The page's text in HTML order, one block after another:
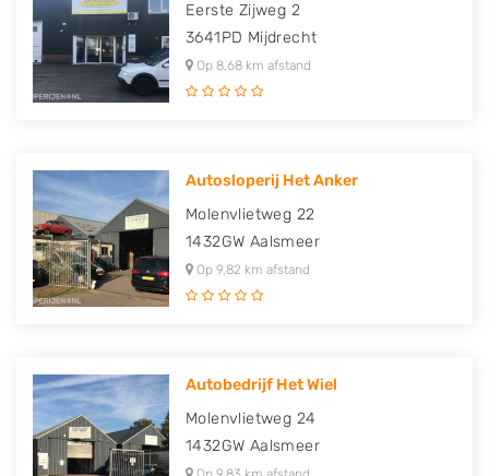
Eerste Zijweg 2
3641PD Mijdrecht
Op 8,68 km afstand
Autosloperij Het Anker
Molenvlietweg 22
1432GW Aalsmeer
Op 9,82 km afstand
Autobedrijf Het Wiel
Molenvlietweg 24
1432GW Aalsmeer